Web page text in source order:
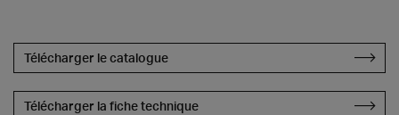
Télécharger le catalogue
Télécharger la fiche technique